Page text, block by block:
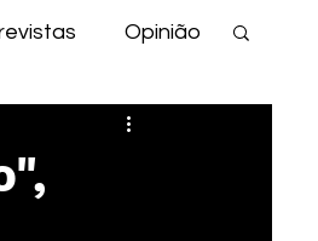
Opinião